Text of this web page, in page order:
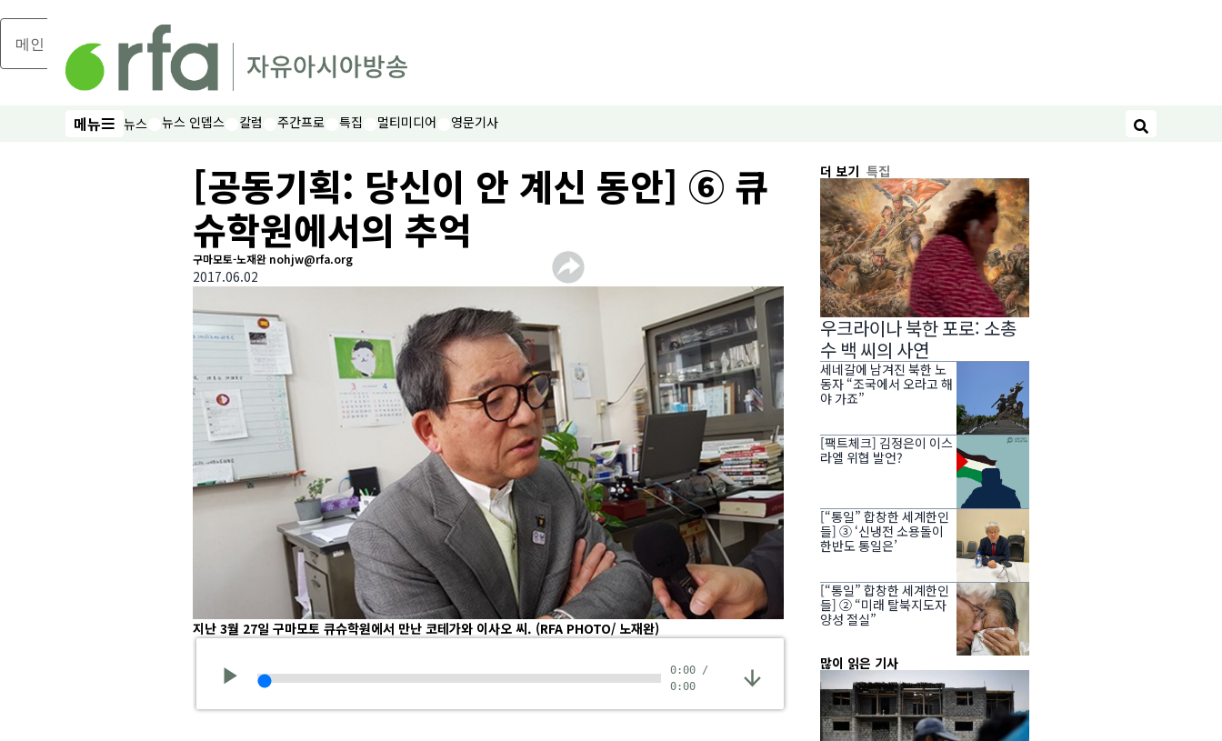
메인 콘텐츠로 건너뛰기
메뉴
메뉴 뉴스 뉴스 인뎁스 칼럼 주간프로 특집 멀티미디어 영문기사
검색
[공동기획: 당신이 안 계신 동안] ⑥ 큐
슈학원에서의 추억
구마모토-노재완 nohjw@rfa.org
2017.06.02
지난 3월 27일 구마모토 큐슈학원에서 만난 코테가와 이사오 씨. (RFA PHOTO/ 노재완)
0:00 /
0:00
더 보기 특집
우크라이나 북한 포로: 소총
수 백 씨의 사연
세네갈에 남겨진 북한 노
동자 “조국에서 오라고 해
야 가죠”
[팩트체크] 김정은이 이스
라엘 위협 발언?
[“통일” 합창한 세계한인
들] ③ ‘신냉전 소용돌이
한반도 통일은’
[“통일” 합창한 세계한인
들] ② “미래 탈북지도자
양성 절실”
많이 읽은 기사